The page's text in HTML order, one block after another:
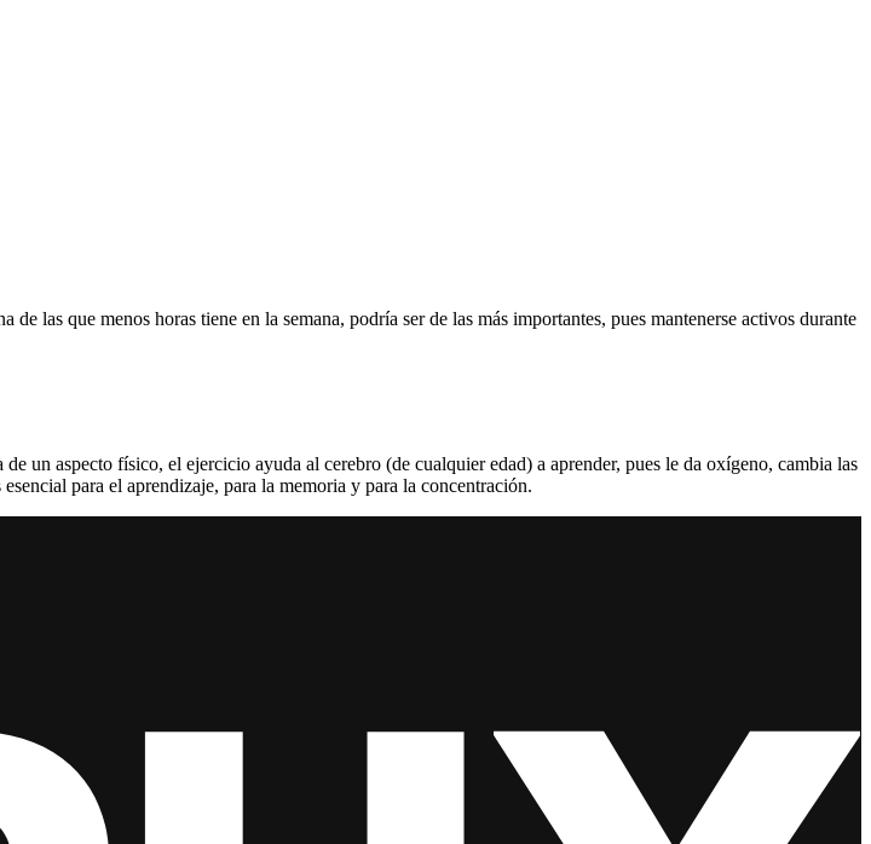
las que menos horas tiene en la semana, podría ser de las más importantes, pues mantenerse activos durante
un aspecto físico, el ejercicio ayuda al cerebro (de cualquier edad) a aprender, pues le da oxígeno, cambia las
para el aprendizaje, para la memoria y para la concentración.